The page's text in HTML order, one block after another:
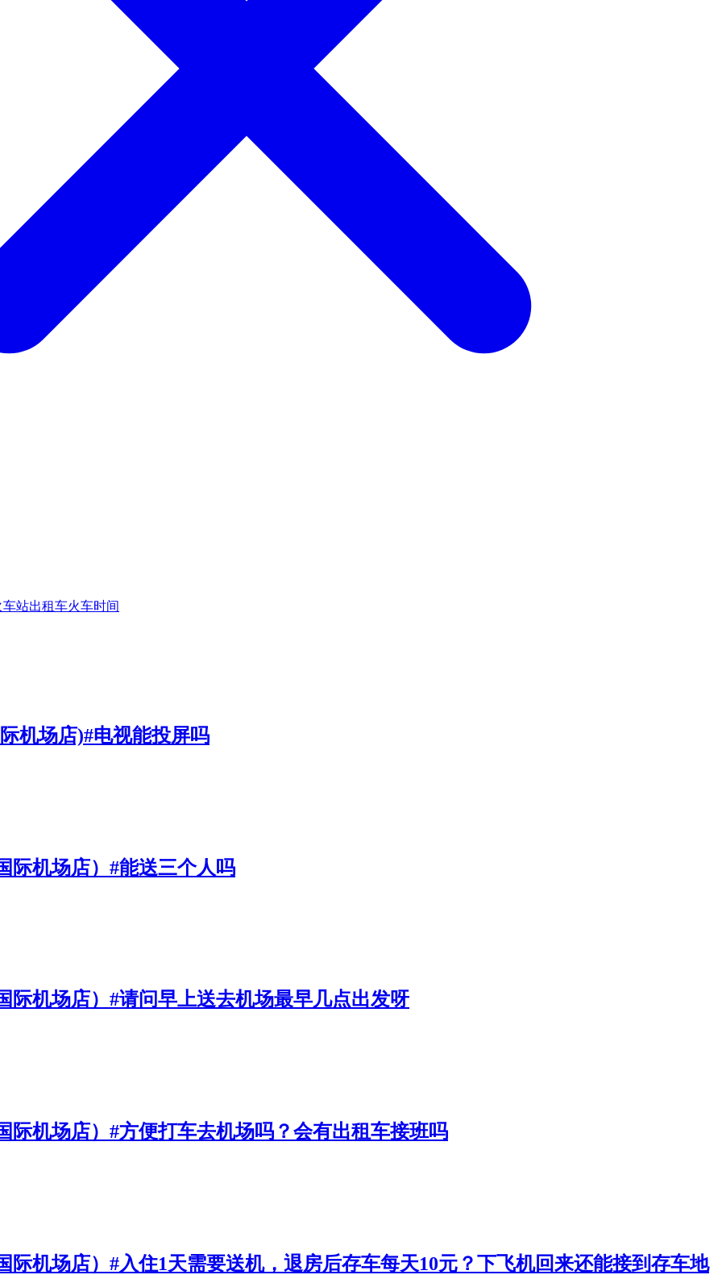
车站出租车火车时间
机场店)#电视能投屏吗
际机场店）#能送三个人吗
际机场店）#请问早上送去机场最早几点出发呀
际机场店）#方便打车去机场吗？会有出租车接班吗
际机场店）#入住1天需要送机，退房后存车每天10元？下飞机回来还能接到存车地